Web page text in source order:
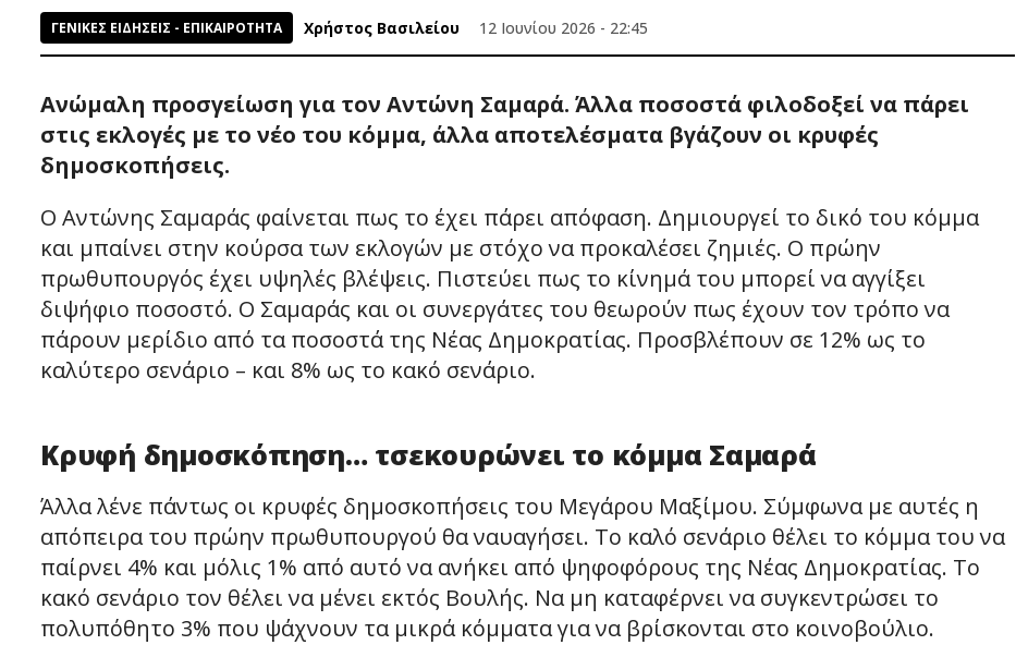
ΓΕΝΙΚΕΣ ΕΙΔΗΣΕΙΣ - ΕΠΙΚΑΙΡΟΤΗΤΑ Χρήστος Βασιλείου 12 Ιουνίου 2026 - 22:45
Ανώμαλη προσγείωση για τον Αντώνη Σαμαρά. Άλλα ποσοστά φιλοδοξεί να πάρει
στις εκλογές με το νέο του κόμμα, άλλα αποτελέσματα βγάζουν οι κρυφές
δημοσκοπήσεις.
Ο Αντώνης Σαμαράς φαίνεται πως το έχει πάρει απόφαση. Δημιουργεί το δικό του κόμμα
και μπαίνει στην κούρσα των εκλογών με στόχο να προκαλέσει ζημιές. Ο πρώην
πρωθυπουργός έχει υψηλές βλέψεις. Πιστεύει πως το κίνημά του μπορεί να αγγίξει
διψήφιο ποσοστό. Ο Σαμαράς και οι συνεργάτες του θεωρούν πως έχουν τον τρόπο να
πάρουν μερίδιο από τα ποσοστά της Νέας Δημοκρατίας. Προσβλέπουν σε 12% ως το
καλύτερο σενάριο – και 8% ως το κακό σενάριο.
Κρυφή δημοσκόπηση… τσεκουρώνει το κόμμα Σαμαρά
Άλλα λένε πάντως οι κρυφές δημοσκοπήσεις του Μεγάρου Μαξίμου. Σύμφωνα με αυτές η
απόπειρα του πρώην πρωθυπουργού θα ναυαγήσει. Το καλό σενάριο θέλει το κόμμα του να
παίρνει 4% και μόλις 1% από αυτό να ανήκει από ψηφοφόρους της Νέας Δημοκρατίας. Το
κακό σενάριο τον θέλει να μένει εκτός Βουλής. Να μη καταφέρνει να συγκεντρώσει το
πολυπόθητο 3% που ψάχνουν τα μικρά κόμματα για να βρίσκονται στο κοινοβούλιο.